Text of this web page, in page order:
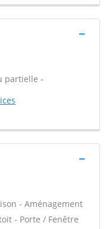
partielle -
- Aménagement
- Porte / Fenêtre